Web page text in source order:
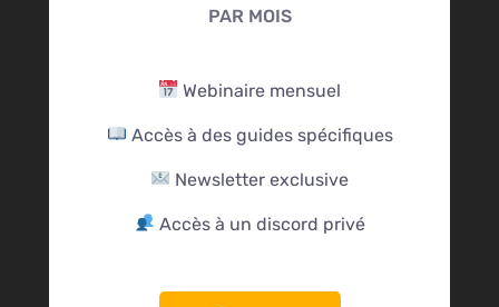
PAR MOIS
Webinaire mensuel
Accès à des guides spécifiques
Newsletter exclusive
Accès à un discord privé